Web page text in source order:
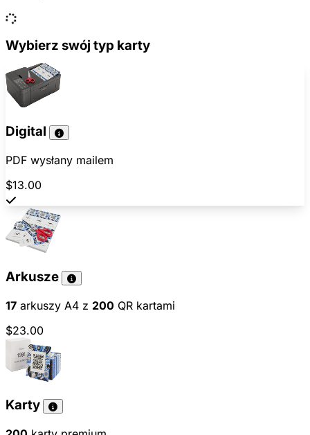
Wybierz swój typ karty
Digital
PDF wysłany mailem
$13.00
Arkusze
17 arkuszy A4 z 200 QR kartami
$23.00
Karty